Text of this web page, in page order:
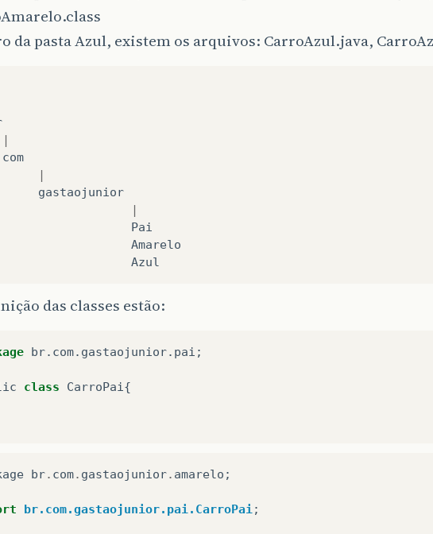
da pasta Azul, existem os arquivos: CarroAzul.java,
|
com
|
gastaojunior
|
Pai
Amarelo
Azul
das classes estão:
br. com. gastaojunior. pai ;
class CarroPai {
br. com. gastaojunior. amarelo ;
br.com.gastaojunior.pai.CarroPai ;